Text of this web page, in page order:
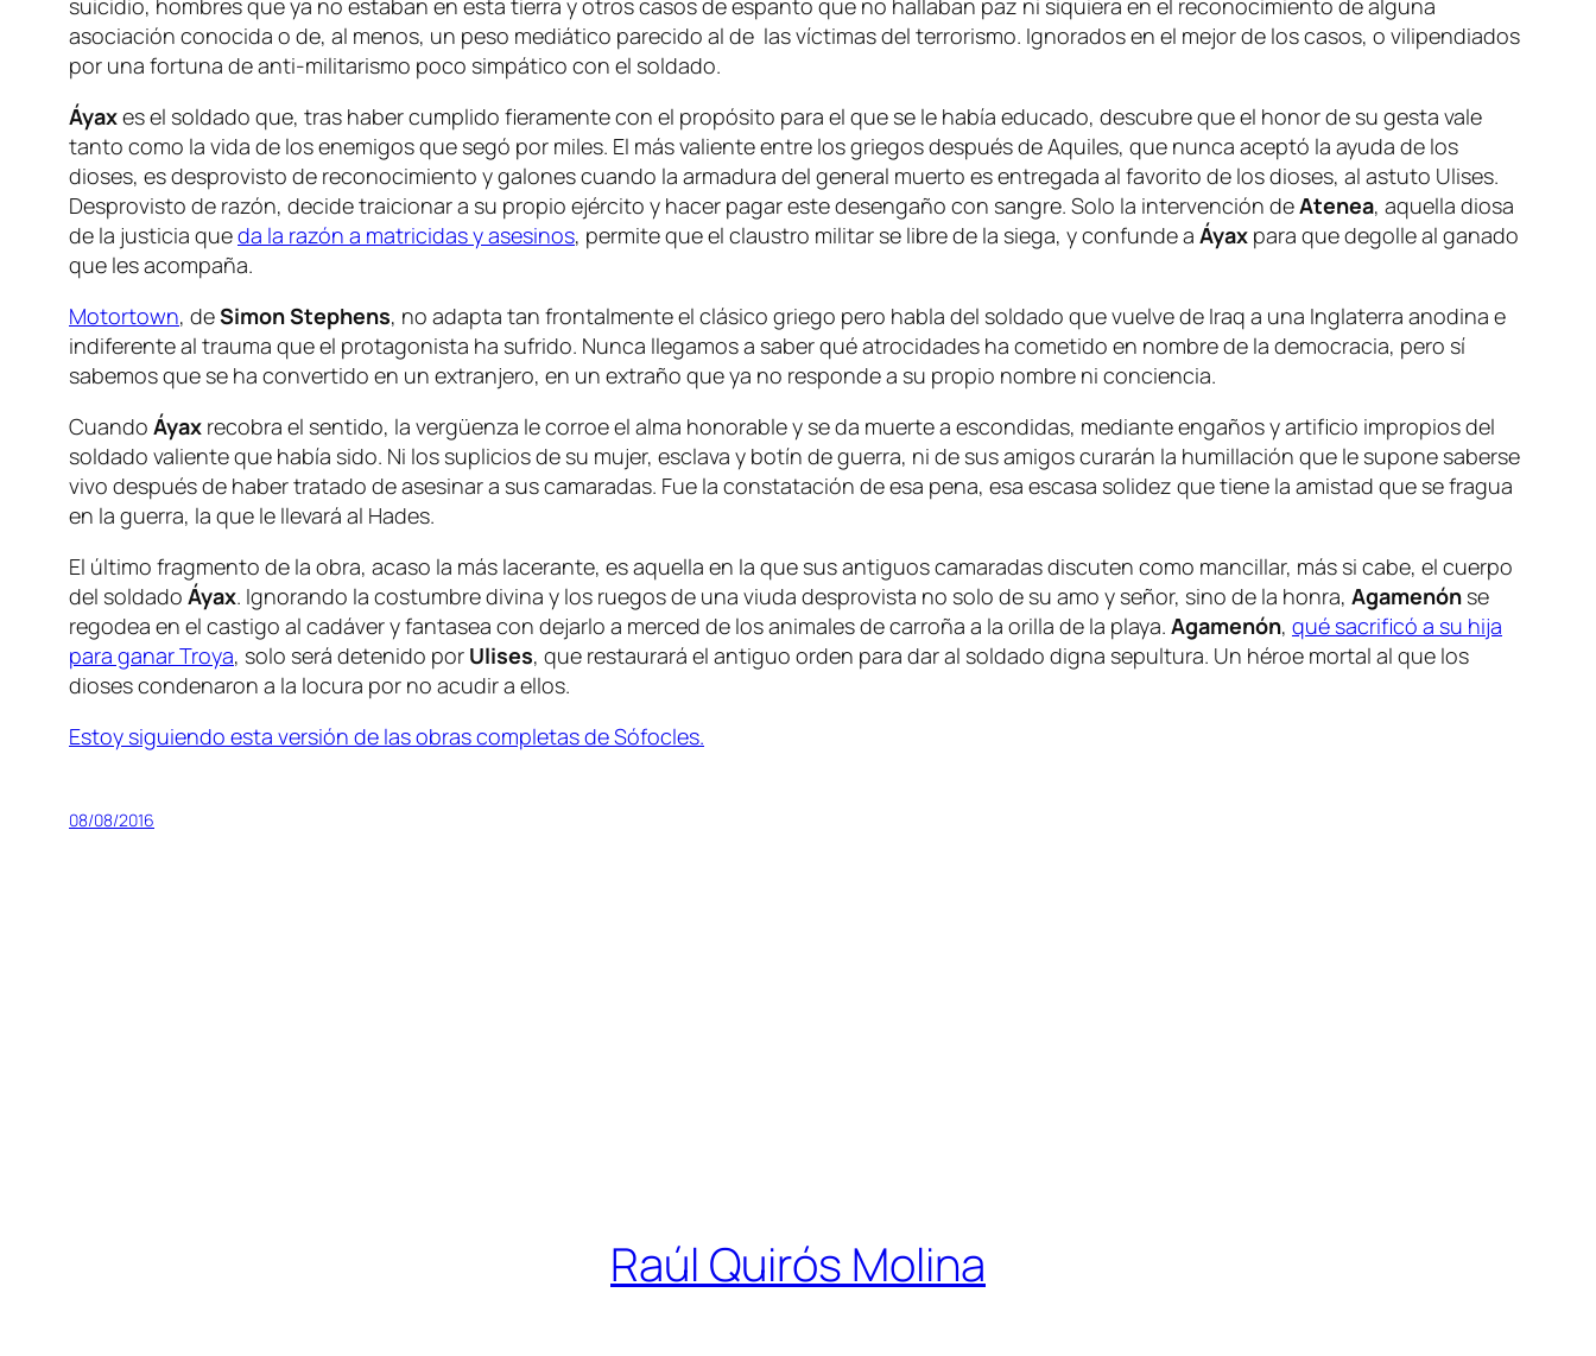
suicidio, hombres que ya no estaban en esta tierra y otros casos de espanto que no hallaban paz ni siquiera en el reconocimiento de alguna
asociación conocida o de, al menos, un peso mediático parecido al de las víctimas del terrorismo. Ignorados en el mejor de los casos, o vilipendiados
por una fortuna de anti-militarismo poco simpático con el soldado.
Áyaxes el soldado que, tras haber cumplido fieramente con el propósito para el que se le había educado, descubre que el honor de su gesta vale
tanto como la vida de los enemigos que segó por miles. El más valiente entre los griegos después de Aquiles, que nunca aceptó la ayuda de los
dioses, es desprovisto de reconocimiento y galones cuando la armadura del general muerto es entregada al favorito de los dioses, al astuto Ulises.
Desprovisto de razón, decide traicionar a su propio ejército y hacer pagar este desengaño con sangre. Solo la intervención deAtenea, aquella diosa
de la justicia queda la razón a matricidas y asesinos, permite que el claustro militar se libre de la siega, y confunde a Áyax para que degolle al ganado
que les acompaña.
Motortown, deSimonStephens, no adapta tan frontalmente el clásico griego pero habla del soldado que vuelve de Iraq a una Inglaterra anodina e
indiferente al trauma que el protagonista ha sufrido. Nunca llegamos a saber qué atrocidades ha cometido en nombre de la democracia, pero sí
sabemos que se ha convertido en un extranjero, en un extraño que ya no responde a su propio nombre ni conciencia.
Cuando Áyax recobra el sentido, la vergüenza le corroe el alma honorable y se da muerte a escondidas, mediante engaños y artificio impropios del
soldado valiente que había sido. Ni los suplicios de su mujer, esclava y botín de guerra, ni de sus amigos curarán la humillación que le supone saberse
vivo después de haber tratado de asesinar a sus camaradas. Fue la constatación de esa pena, esa escasa solidez que tiene la amistad que se fragua
en la guerra, la que le llevará al Hades.
El último fragmento de la obra, acaso la más lacerante, es aquella en la que sus antiguos camaradas discuten como mancillar, más si cabe, el cuerpo
del soldado Áyax. Ignorando la costumbre divina y los ruegos de una viuda desprovista no solo de su amo y señor, sino de la honra, Agamenón se
regodea en el castigo al cadáver y fantasea con dejarlo a merced de los animales de carroña a la orilla de la playa. Agamenón, qué sacrificó a su hija
para ganar Troya, solo será detenido por Ulises, que restaurará el antiguo orden para dar al soldado digna sepultura. Un héroe mortal al que los
dioses condenaron a la locura por no acudir a ellos.
Estoy siguiendo esta versión de las obras completas de Sófocles.
08/08/2016
Raúl Quirós Molina